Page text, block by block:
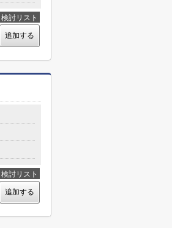
検討リスト
追加する
検討リスト
追加する